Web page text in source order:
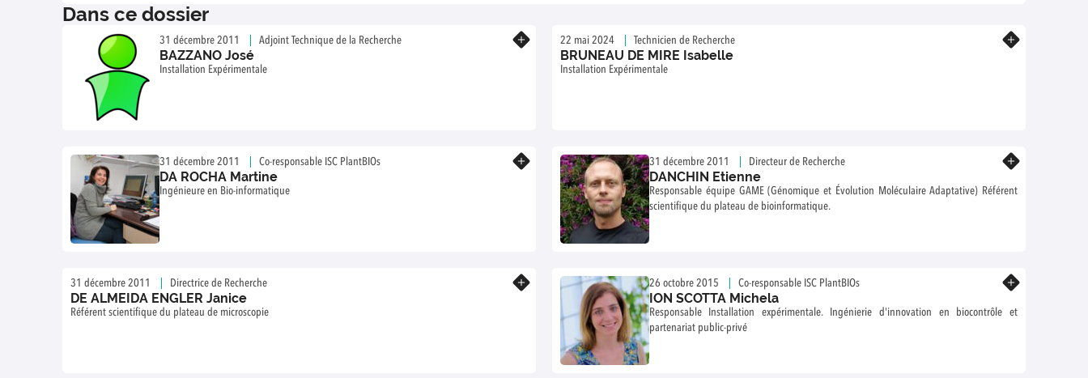
Dans ce dossier
31 décembre 2011 Adjoint Technique de la Recherche
BAZZANO José
Installation Expérimentale
22 mai 2024 Technicien de Recherche
BRUNEAU DE MIRE Isabelle
Installation Expérimentale
31 décembre 2011 Co-responsable ISC PlantBIOs
DA ROCHA Martine
Ingénieure en Bio-informatique
31 décembre 2011 Directeur de Recherche
DANCHIN Etienne
Responsable équipe GAME (Génomique et Évolution Moléculaire Adaptative) Référent
scientifique du plateau de bioinformatique.
31 décembre 2011 Directrice de Recherche
DE ALMEIDA ENGLER Janice
Référent scientifique du plateau de microscopie
26 octobre 2015 Co-responsable ISC PlantBIOs
ION SCOTTA Michela
Responsable Installation expérimentale. Ingénierie d'innovation en biocontrôle et
partenariat public-privé